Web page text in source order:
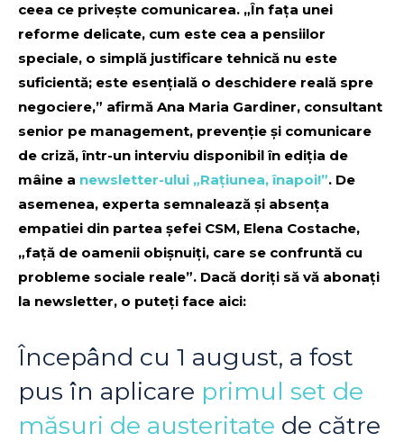
ceea ce privește comunicarea. „În fața unei
reforme delicate, cum este cea a pensiilor
speciale, o simplă justificare tehnică nu este
suficientă; este esențială o deschidere reală spre
negociere,” afirmă Ana Maria Gardiner, consultant
senior pe management, prevenție și comunicare
de criză, într-un interviu disponibil în ediția de
mâine a newsletter-ului „Rațiunea, înapoi!”. De
asemenea, experta semnalează și absența
empatiei din partea șefei CSM, Elena Costache,
„față de oamenii obișnuiți, care se confruntă cu
probleme sociale reale”. Dacă doriți să vă abonați
la newsletter, o puteți face aici:
Începând cu 1 august, a fost
pus în aplicare primul set de
măsuri de austeritate de către